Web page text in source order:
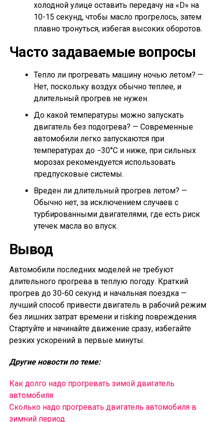
холодной улице оставить передачу на «D» на
10-15 секунд, чтобы масло прогрелось, затем
плавно тронуться, избегая высоких оборотов.
Часто задаваемые вопросы
Тепло ли прогревать машину ночью летом? —
Нет, поскольку воздух обычно теплее, и
длительный прогрев не нужен.
До какой температуры можно запускать
двигатель без подогрева? — Современные
автомобили легко запускаются при
температурах до −30°C и ниже, при сильных
морозах рекомендуется использовать
предпусковые системы.
Вреден ли длительный прогрев летом? —
Обычно нет, за исключением случаев с
турбированными двигателями, где есть риск
утечек масла во впуск.
Вывод
Автомобили последних моделей не требуют
длительного прогрева в теплую погоду. Краткий
прогрев до 30-60 секунд и начальная поездка —
лучший способ привести двигатель в рабочий режим
без лишних затрат времени и risking повреждения.
Стартуйте и начинайте движение сразу, избегайте
резких ускорений в первые минуты.
Другие новости по теме:
Как долго надо прогревать зимой двигатель
автомобиля
Сколько надо прогревать двигатель автомобиля в
зимний период